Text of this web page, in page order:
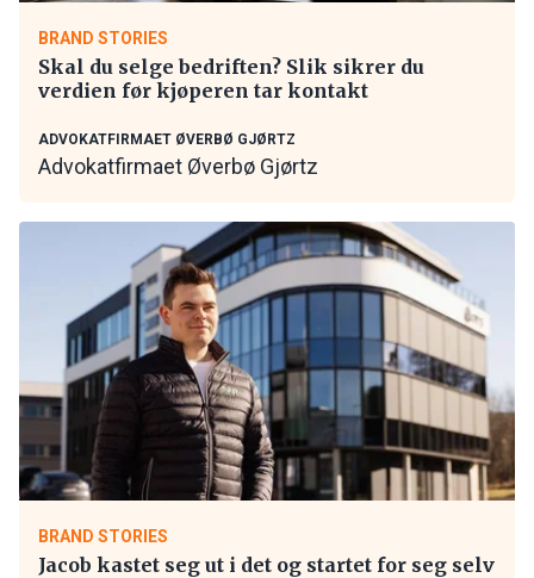
BRAND STORIES
Skal du selge bedriften? Slik sikrer du
verdien før kjøperen tar kontakt
ADVOKATFIRMAET ØVERBØ GJØRTZ
Advokatfirmaet Øverbø Gjørtz
BRAND STORIES
Jacob kastet seg ut i det og startet for seg selv